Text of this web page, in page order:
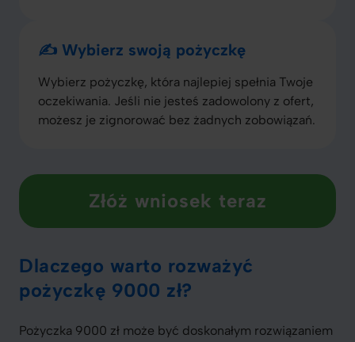
✍️ Wybierz swoją pożyczkę
Wybierz pożyczkę, która najlepiej spełnia Twoje
oczekiwania. Jeśli nie jesteś zadowolony z ofert,
możesz je zignorować bez żadnych zobowiązań.
Złóż wniosek teraz
Dlaczego warto rozważyć
pożyczkę 9000 zł?
Pożyczka 9000 zł może być doskonałym rozwiązaniem